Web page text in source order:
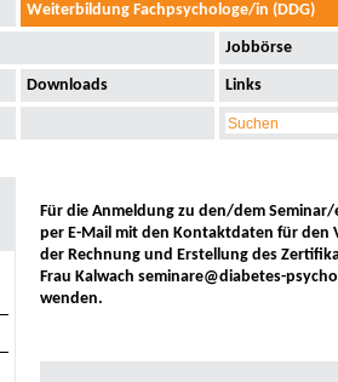
Weiterbildung Fachpsychologe/in (DDG)
Jobbörse
Downloads Links
Für die Anmeldung zu den/dem
per E-Mail mit den Kontaktdaten für den
der Rechnung und Erstellung des
Frau Kalwach seminare@diabetes-
wenden.